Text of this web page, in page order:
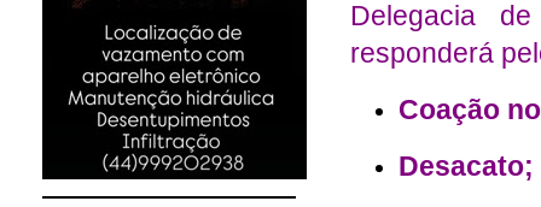
Delegacia
responderá
Coação
Desacato;